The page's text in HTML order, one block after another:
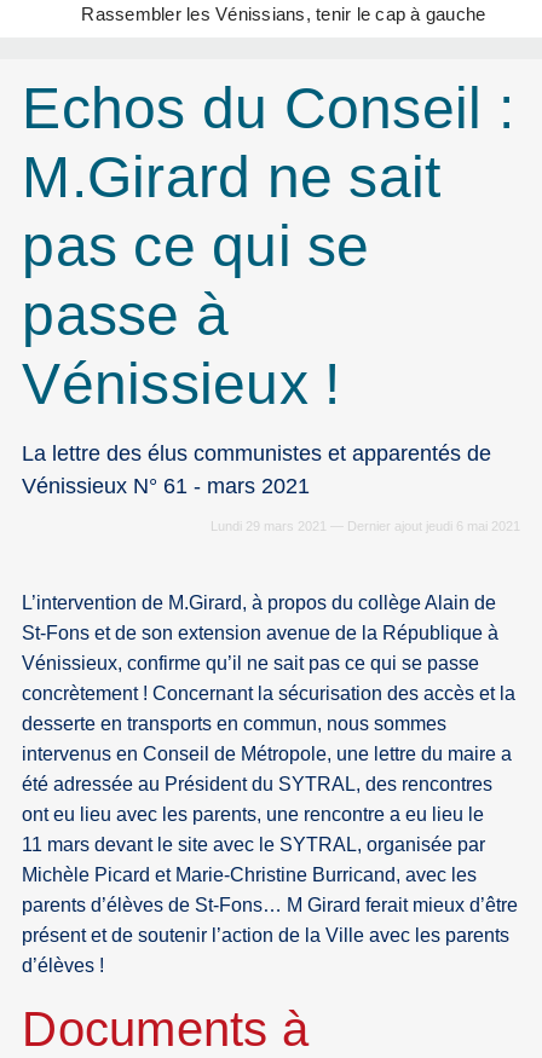
Rassembler les Vénissians, tenir le cap à gauche
Echos du Conseil :
M.Girard ne sait
pas ce qui se
passe à
Vénissieux !
La lettre des élus communistes et apparentés de
Vénissieux N° 61 - mars 2021
Lundi 29 mars 2021 — Dernier ajout jeudi 6 mai 2021
L’intervention de M.Girard, à propos du collège Alain de
St-Fons et de son extension avenue de la République à
Vénissieux, confirme qu’il ne sait pas ce qui se passe
concrètement ! Concernant la sécurisation des accès et la
desserte en transports en commun, nous sommes
intervenus en Conseil de Métropole, une lettre du maire a
été adressée au Président du SYTRAL, des rencontres
ont eu lieu avec les parents, une rencontre a eu lieu le
11 mars devant le site avec le SYTRAL, organisée par
Michèle Picard et Marie-Christine Burricand, avec les
parents d’élèves de St-Fons… M Girard ferait mieux d’être
présent et de soutenir l’action de la Ville avec les parents
d’élèves !
Documents à